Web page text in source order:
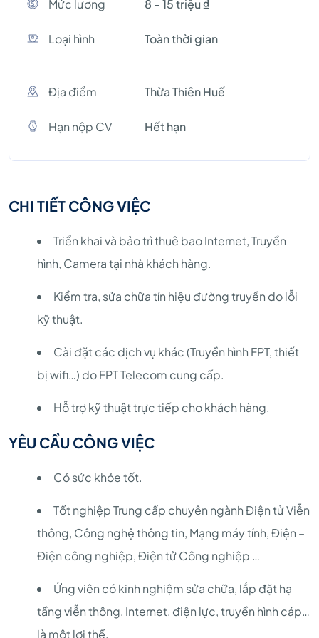
Mức lương 8 - 15 triệu ₫
Loại hình Toàn thời gian
Địa điểm Thừa Thiên Huế
Hạn nộp CV Hết hạn
CHI TIẾT CÔNG VIỆC
Triển khai và bảo trì thuê bao Internet, Truyền
hình, Camera tại nhà khách hàng.
Kiểm tra, sửa chữa tín hiệu đường truyền do lỗi
kỹ thuật.
Cài đặt các dịch vụ khác (Truyền hình FPT, thiết
bị wifi…) do FPT Telecom cung cấp.
Hỗ trợ kỹ thuật trực tiếp cho khách hàng.
YÊU CẦU CÔNG VIỆC
Có sức khỏe tốt.
Tốt nghiệp Trung cấp chuyên ngành Điện tử Viễn
thông, Công nghệ thông tin, Mạng máy tính, Điện –
Điện công nghiệp, Điện tử Công nghiệp …
Ứng viên có kinh nghiệm sửa chữa, lắp đặt hạ
tầng viễn thông, Internet, điện lực, truyền hình cáp…
là một lợi thế.